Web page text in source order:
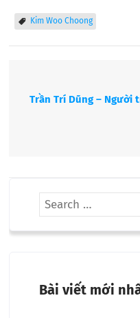
Kim Woo Choong
Trần Trí Dũng – Người
Bài viết mới